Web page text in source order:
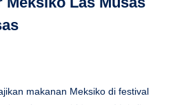
Quesadilla Keju Dan
juga menyediakan beberapa
MojitoDanMojito Klasik.